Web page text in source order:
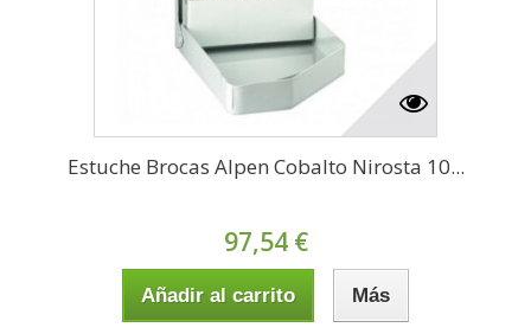
Estuche Brocas Alpen Cobalto Nirosta 10...
97,54 €
Añadir al carrito Más